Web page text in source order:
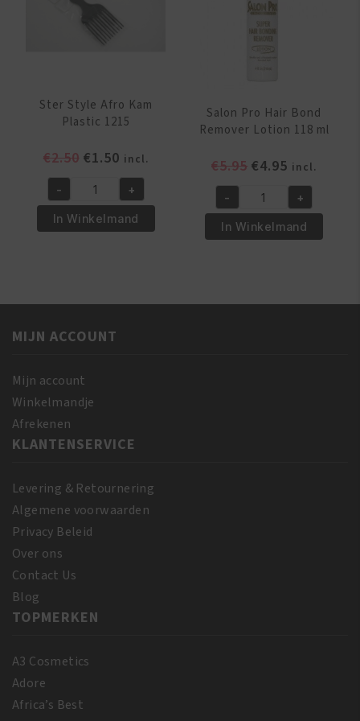
Ster Style Afro Kam
Plastic 1215
€2.50 Oorspronkelijke
was:
€2.50.
€1.50Huidige
prijs
is:
€1.50.
incl.
Ster
Style
Afro
- +
In Winkelmand
Salon Pro Hair Bond
Remover Lotion 118 ml
€5.95
was:
€5.95.
€4.95 Huidige
prijs
is:
€4.95.
incl.
Salon
Pro
Hair
Lotion
- +
In Winkelmand
MIJN ACCOUNT
Mijn account
Winkelmandje
Afrekenen
KLANTENSERVICE
Levering & Retournering
Algemene voorwaarden
Privacy Beleid
Over ons
Contact Us
Blog
TOPMERKEN
A3 Cosmetics
Adore
Africa’s Best